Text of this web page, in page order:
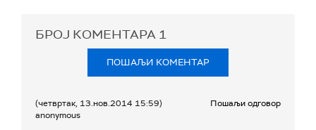
БРОЈ КОМЕНТАРА 1
ПОШАЉИ КОМЕНТАР
(четвртак, 13.нов.2014 15:59)
anonymous
Пошаљи одговор